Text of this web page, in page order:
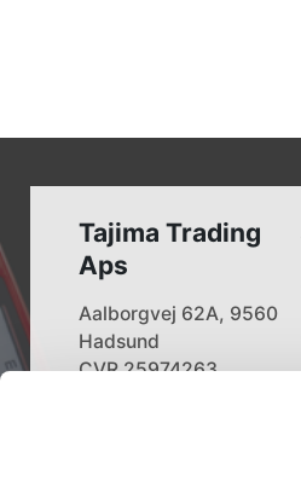
Tajima Trading
Aps
Aalborgvej 62A, 9560
Hadsund
CVR 25974263